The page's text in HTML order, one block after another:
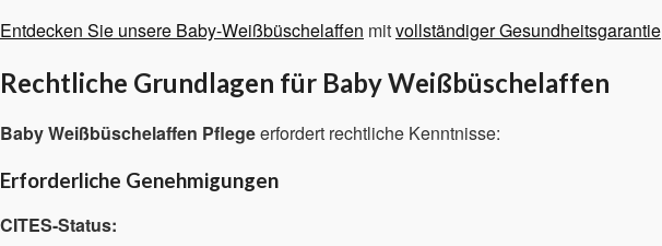
Entdecken Sie unsere Baby-Weißbüschelaffen mitvollständiger Gesundheitsgarantie
Rechtliche Grundlagen für Baby Weißbüschelaffen
Baby Weißbüschelaffen Pflegeerfordert rechtliche Kenntnisse:
Erforderliche Genehmigungen
CITES-Status: